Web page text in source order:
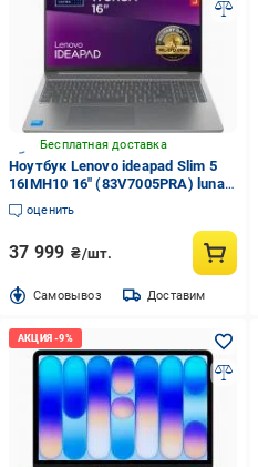
Бесплатная доставка
Ноутбук Lenovo ideapad Slim 5
16IMH10 16" (83V7005PRA) luna
grey
оценить
37 999 ₴/шт.
Cамовывоз Доставим